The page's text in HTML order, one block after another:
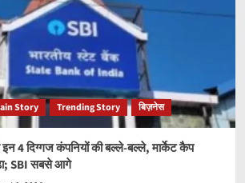
Story Trending Story बिज़नेस
4 दिग्गज कंपनियों की बल्ले-बल्ले, मार्केट कैप
SBI सबसे आगे